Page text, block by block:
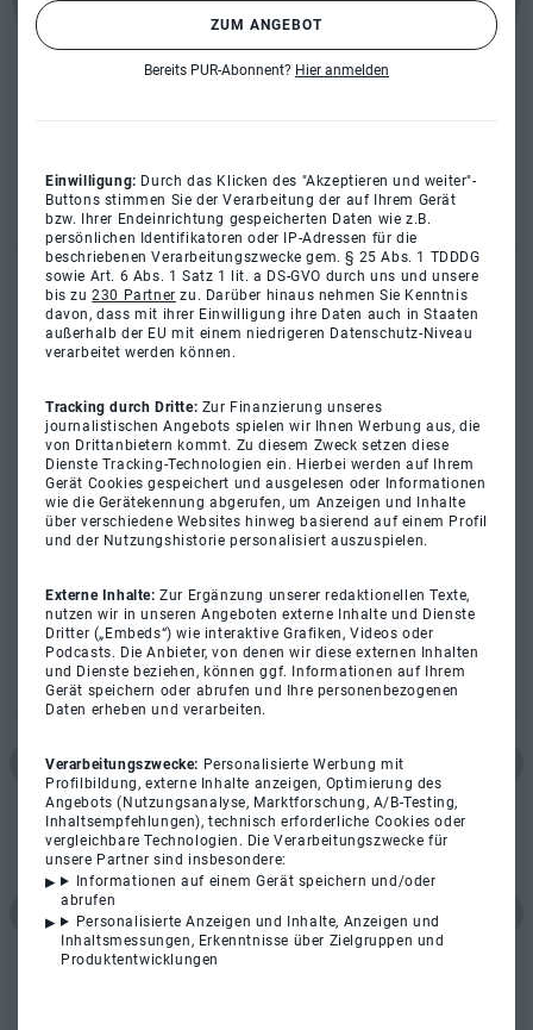
ZUM ANGEBOT
Bereits PUR-Abonnent? Hier anmelden
Einwilligung: Durch das Klicken des "Akzeptieren und weiter"-
Buttons stimmen Sie der Verarbeitung der auf Ihrem Gerät
bzw. Ihrer Endeinrichtung gespeicherten Daten wie z.B.
persönlichen Identifikatoren oder IP-Adressen für die
beschriebenen Verarbeitungszwecke gem. § 25 Abs. 1 TDDDG
sowie Art. 6 Abs. 1 Satz 1 lit. a DS-GVO durch uns und unsere
bis zu230 Partner zu. Darüber hinaus nehmen Sie Kenntnis
davon, dass mit ihrer Einwilligung ihre Daten auch in Staaten
außerhalb der EU mit einem niedrigeren Datenschutz-Niveau
verarbeitet werden können.
Tracking durch Dritte: Zur Finanzierung unseres
journalistischen Angebots spielen wir Ihnen Werbung aus, die
von Drittanbietern kommt. Zu diesem Zweck setzen diese
Dienste Tracking-Technologien ein. Hierbei werden auf Ihrem
Gerät Cookies gespeichert und ausgelesen oder Informationen
wie die Gerätekennung abgerufen, um Anzeigen und Inhalte
über verschiedene Websites hinweg basierend auf einem Profil
und der Nutzungshistorie personalisiert auszuspielen.
Externe Inhalte:Zur Ergänzung unserer redaktionellen Texte,
nutzen wir in unseren Angeboten externe Inhalte und Dienste
Dritter („Embeds“) wie interaktive Grafiken, Videos oder
Podcasts. Die Anbieter, von denen wir diese externen Inhalten
und Dienste beziehen, können ggf. Informationen auf Ihrem
Gerät speichern oder abrufen und Ihre personenbezogenen
Daten erheben und verarbeiten.
Verarbeitungszwecke: Personalisierte Werbung mit
Profilbildung, externe Inhalte anzeigen, Optimierung des
Angebots (Nutzungsanalyse, Marktforschung, A/B-Testing,
Inhaltsempfehlungen), technisch erforderliche Cookies oder
vergleichbare Technologien. Die Verarbeitungszwecke für
unsere Partner sind insbesondere:
Informationen auf einem Gerät speichern und/oder
abrufen
Personalisierte Anzeigen und Inhalte, Anzeigen und
Inhaltsmessungen, Erkenntnisse über Zielgruppen und
Produktentwicklungen